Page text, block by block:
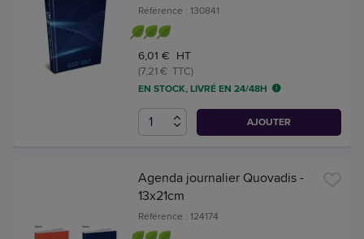
Référence : 130841
6,01 € HT
(7,21 € TTC)
EN STOCK, LIVRÉ EN 24/48H
AJOUTER
Agenda journalier Quovadis -
13x21cm
Référence : 124174